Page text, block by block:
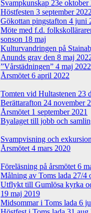
Svampkunskap 23e oktober
Höstfesten 3 september
Gökottan pingstafton 4 juni
Möte med f.d.
sonson 18 maj
Kulturvandringen på
Anunds grav den 8 maj
”Vårstädningen” 4 maj 2022
Årsmötet 6 april 2022
Tomten vid Hultastenen 23
Berättarafton 24 november
Årsmötet 1 september 2021
Byalaget till jobb och
Svampvisning och
Årsmötet 4 mars 2020
Föreläsning på årsmötet 6
Målning av Toms lada 27/4
Utflykt till Gumlösa kyrka
19 maj 2019
Midsommar i Toms lada 6